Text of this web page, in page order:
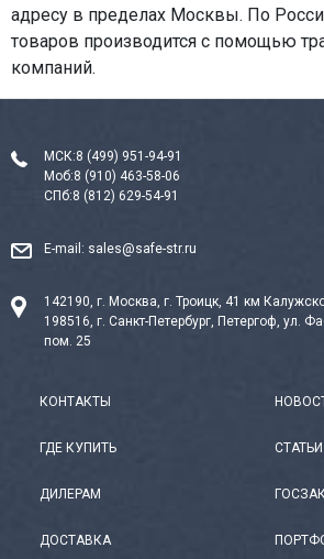
адресу в пределах Москвы. По
товаров производится с помощью
компаний.
МСК:8 (499) 951-94-91
Моб:8 (910) 463-58-06
СПб:8 (812) 629-54-91
E-mail: sales@safe-str.ru
142190, г. Москва, г. Троицк, 41 км
198516, г. Санкт-Петербург, Петергоф, ул.
пом. 25
КОНТАКТЫ
ГДЕ КУПИТЬ
ДИЛЕРАМ
ДОСТАВКА
СТАТЬИ